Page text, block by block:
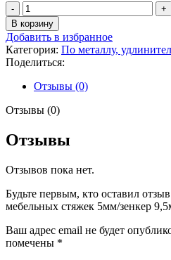
Количество
товара
Сверло
с
зенкером
для
мебельных
стяжек
5мм/
В корзину
Добавить в избранное
Категория: По металлу,
Поделиться:
Отзывы (0)
Отзывы (0)
Отзывы
Отзывов пока нет.
Будьте первым, кто оставил
мебельных стяжек 5мм/зенкер
Ваш адрес email не будет
помечены *